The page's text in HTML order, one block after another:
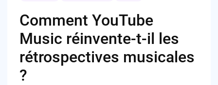
Comment YouTube
Music réinvente-t-il les
rétrospectives musicales
?